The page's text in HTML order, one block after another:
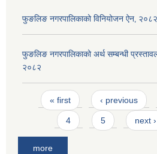
फुङलिङ नगरपालिकाको विनियोजन ऐन‚ २०८२
फुङलिङ नगरपालिकाको अर्थ सम्बन्धी
२०८२
Pages
« first ‹ previous
4 5 next ›
more